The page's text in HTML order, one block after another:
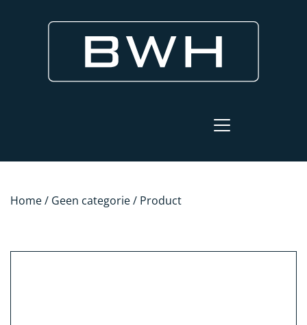
Home/ Geen categorie/ Product